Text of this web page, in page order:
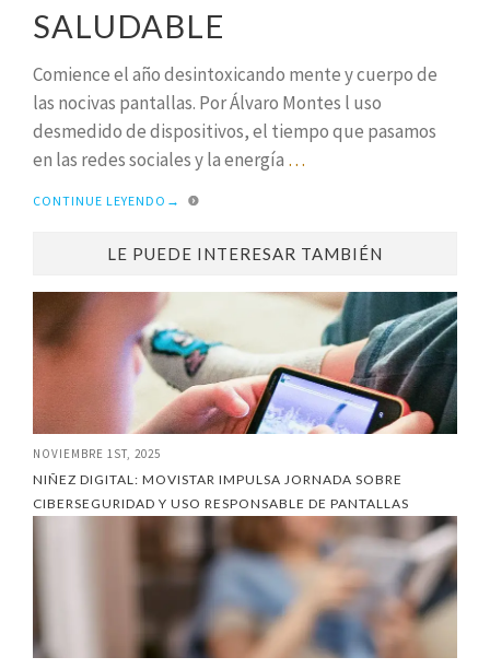
SALUDABLE
Comience el año desintoxicando mente y cuerpo de
las nocivas pantallas. Por Álvaro Montes l uso
desmedido de dispositivos, el tiempo que pasamos
en las redes sociales y la energía …
CONTINUE LEYENDO →
LE PUEDE INTERESAR TAMBIÉN
NOVIEMBRE 1ST, 2025
NIÑEZ DIGITAL: MOVISTAR IMPULSA JORNADA SOBRE
CIBERSEGURIDAD Y USO RESPONSABLE DE PANTALLAS